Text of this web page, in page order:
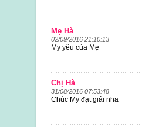
Mẹ Hà
02/09/2016 21:10:13
My yêu của Mẹ
Chị Hà
31/08/2016 07:53:48
Chúc My đạt giải nha